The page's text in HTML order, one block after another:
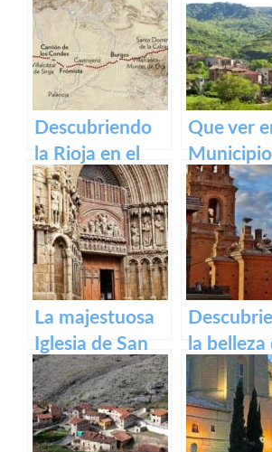
Descubriendo
la Rioja en el
Camino de
Santiago
Francés
Que ver
Ventrosa
Rioja
La majestuosa
Iglesia de San
Bartolomé en
Logroño
la belleza
Alfaro: un
recorrido
pueblo